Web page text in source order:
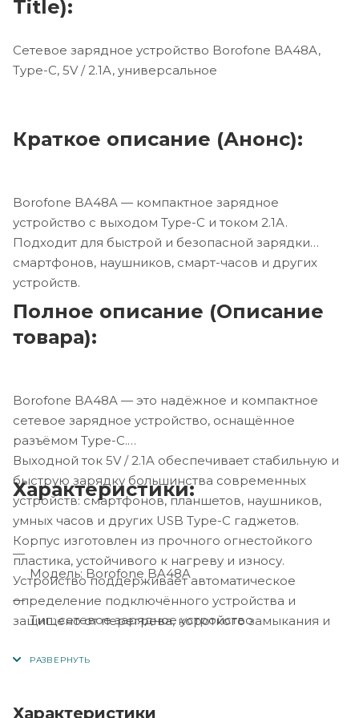
Title):
Сетевое зарядное устройство Borofone BA48A,
Type-C, 5V / 2.1A, универсальное
Краткое описание (Анонс):
Borofone BA48A — компактное зарядное
устройство с выходом Type-C и током 2.1A.
Подходит для быстрой и безопасной зарядки
смартфонов, наушников, смарт-часов и других
устройств.
Полное описание (Описание
товара):
Borofone BA48A — это надёжное и компактное
сетевое зарядное устройство, оснащённое
разъёмом Type-C.
Выходной ток 5V / 2.1A обеспечивает стабильную и
быструю зарядку большинства современных
устройств: смартфонов, планшетов, наушников,
умных часов и других USB Type-C гаджетов.
Корпус изготовлен из прочного огнестойкого
пластика, устойчивого к нагреву и износу.
Устройство поддерживает автоматическое
определение подключённого устройства и
защищено от перегрева, короткого замыкания и
Идеально подходит для дома, офиса и
Характеристики:
Модель: Borofone BA48A
Тип: сетевое зарядное устройство
Разъём выхода: 1 × Type-C
Вход: 100–240V, 50/60Hz
Характеристики